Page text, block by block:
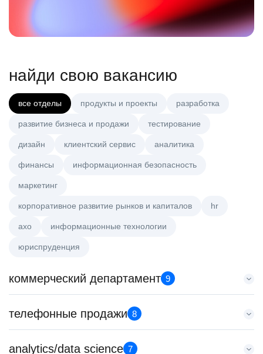
найди свою вакансию
все отделы продукты и проекты разработка
развитие бизнеса и продажи тестирование
дизайн клиентский сервис аналитика
финансы информационная безопасность
маркетинг
корпоративное развитие рынков и капиталов hr
axo информационные технологии
юриспруденция
коммерческий департамент 9
Key Account Manager (EdTech)
HeadHunter::Коммерческий департамент
150000 ₽
телефонные продажи 8
Менеджер по продажам B2B
analytics/data science 7